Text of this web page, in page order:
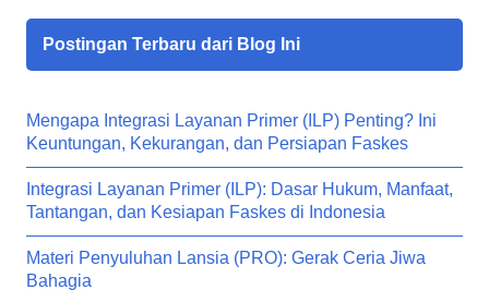
Postingan Terbaru dari Blog Ini
Mengapa Integrasi Layanan Primer (ILP) Penting? Ini
Keuntungan, Kekurangan, dan Persiapan Faskes
Integrasi Layanan Primer (ILP): Dasar Hukum, Manfaat,
Tantangan, dan Kesiapan Faskes di Indonesia
Materi Penyuluhan Lansia (PRO): Gerak Ceria Jiwa
Bahagia